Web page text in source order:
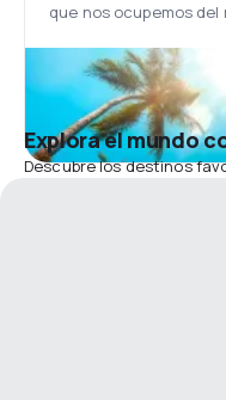
que nos ocupemos del
Explora el mundo
Descubre los destinos